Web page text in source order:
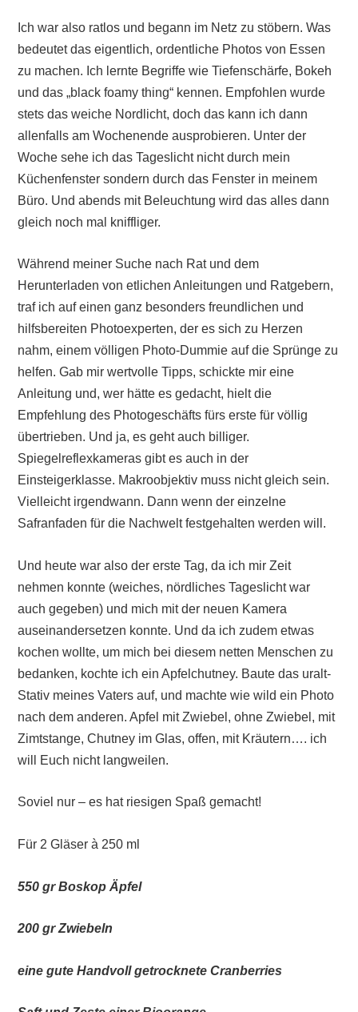
Ich war also ratlos und begann im Netz zu stöbern. Was
bedeutet das eigentlich, ordentliche Photos von Essen
zu machen. Ich lernte Begriffe wie Tiefenschärfe, Bokeh
und das „black foamy thing“ kennen. Empfohlen wurde
stets das weiche Nordlicht, doch das kann ich dann
allenfalls am Wochenende ausprobieren. Unter der
Woche sehe ich das Tageslicht nicht durch mein
Küchenfenster sondern durch das Fenster in meinem
Büro. Und abends mit Beleuchtung wird das alles dann
gleich noch mal kniffliger.
Während meiner Suche nach Rat und dem
Herunterladen von etlichen Anleitungen und Ratgebern,
traf ich auf einen ganz besonders freundlichen und
hilfsbereiten Photoexperten, der es sich zu Herzen
nahm, einem völligen Photo-Dummie auf die Sprünge zu
helfen. Gab mir wertvolle Tipps, schickte mir eine
Anleitung und, wer hätte es gedacht, hielt die
Empfehlung des Photogeschäfts fürs erste für völlig
übertrieben. Und ja, es geht auch billiger.
Spiegelreflexkameras gibt es auch in der
Einsteigerklasse. Makroobjektiv muss nicht gleich sein.
Vielleicht irgendwann. Dann wenn der einzelne
Safranfaden für die Nachwelt festgehalten werden will.
Und heute war also der erste Tag, da ich mir Zeit
nehmen konnte (weiches, nördliches Tageslicht war
auch gegeben) und mich mit der neuen Kamera
auseinandersetzen konnte. Und da ich zudem etwas
kochen wollte, um mich bei diesem netten Menschen zu
bedanken, kochte ich ein Apfelchutney. Baute das uralt-
Stativ meines Vaters auf, und machte wie wild ein Photo
nach dem anderen. Apfel mit Zwiebel, ohne Zwiebel, mit
Zimtstange, Chutney im Glas, offen, mit Kräutern…. ich
will Euch nicht langweilen.
Soviel nur – es hat riesigen Spaß gemacht!
Für 2 Gläser à 250 ml
550 gr Boskop Äpfel
200 gr Zwiebeln
eine gute Handvoll getrocknete Cranberries